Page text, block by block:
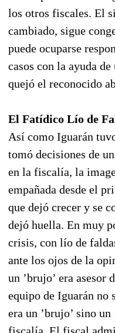
los otros fiscales. El
cambiado, sigue
puede ocuparse
casos con la ayuda
quejó el reconocido
El Fatídico Lío de
Así como Iguarán
tomó decisiones de
en la fiscalía, la
empañada desde el
que dejó crecer y se
dejó huella. En muy
crisis, con lío de
ante los ojos de la
un ’brujo’ era asesor
equipo de Iguarán no
era un ’brujo’ sino